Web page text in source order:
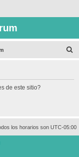
de este sitio?
los horarios son UTC-05:00